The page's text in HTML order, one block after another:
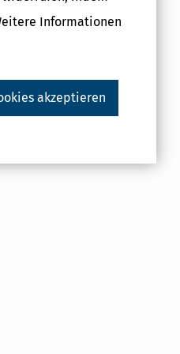
Informationen
akzeptieren
im Fall einer
ebenfalls
für jeden